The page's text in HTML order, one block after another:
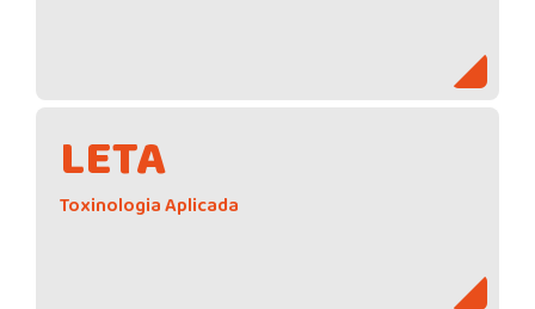
LETA
Toxinologia Aplicada